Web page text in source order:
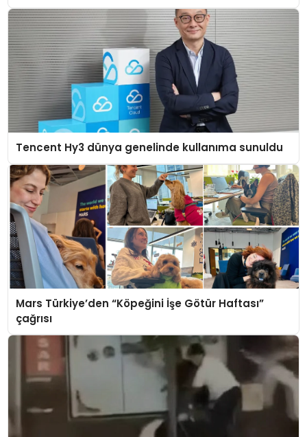
Tencent Hy3 dünya genelinde kullanıma sunuldu
Mars Türkiye’den “Köpeğini İşe Götür Haftası”
çağrısı